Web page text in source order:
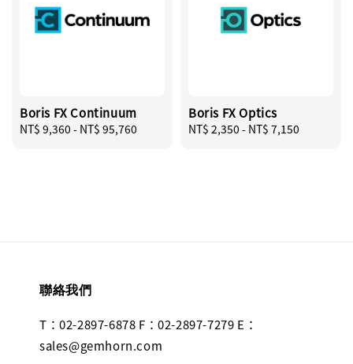
Boris FX Continuum
Regular
NT$ 9,360 - NT$ 95,760
Boris FX Optics
Regular
NT$ 2,350 - NT$ 7,150
聯絡我們
T：02-2897-6878 F：02-2897-7279 E：
sales@gemhorn.com